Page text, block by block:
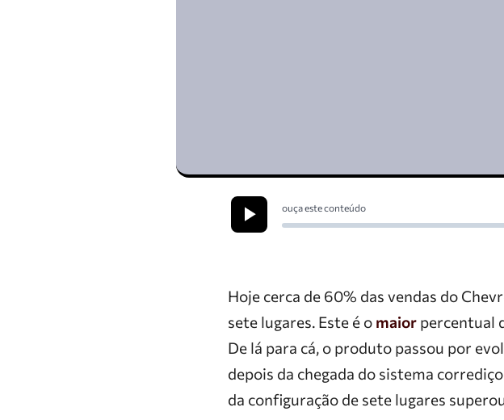
ouça este conteúdo
Hoje cerca de 60% das vendas do
sete lugares. Este é o maior percentual
De lá para cá, o produto passou por
depois da chegada do sistema
da configuração de sete lugares